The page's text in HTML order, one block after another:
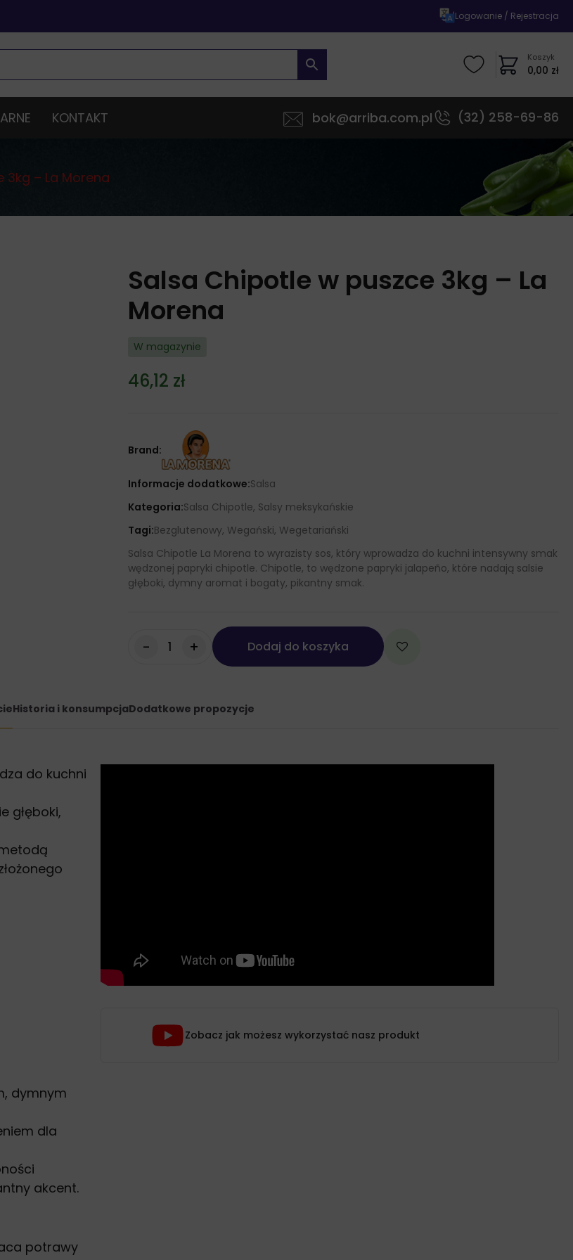
|Logowanie / Rejestracja
Koszyk
0,00 zł
KONTAKT bok@arriba.com.pl (32) 258-69-86
3kg – La Morena
Salsa Chipotle w puszce 3kg – La
Morena
W magazynie
46,12 zł
Brand:
Informacje dodatkowe:Salsa
Kategoria:Salsa Chipotle, Salsy meksykańskie
Tagi:Bezglutenowy, Wegański, Wegetariański
Salsa Chipotle La Morena to wyrazisty sos, który wprowadza do kuchni intensywny smak
wędzonej papryki chipotle. Chipotle, to wędzone papryki jalapeño, które nadają salsie
głęboki, dymny aromat i bogaty, pikantny smak.
- + Dodaj do koszyka
Historia i konsumpcjaDodatkowe propozycje
do kuchni
głęboki,
dymnym
dla
akcent.
potrawy
Zobacz jak możesz wykorzystać nasz produkt